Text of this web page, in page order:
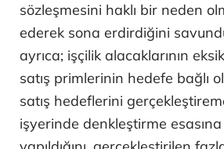
sözleşmesini haklı bir neden
ederek sona erdirdiğini
ayrıca; işçilik alacaklarının
satış primlerinin hedefe bağlı
satış hedeflerini
işyerinde denkleştirme